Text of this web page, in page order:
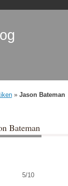
» Jason Bateman
Bateman
5/10